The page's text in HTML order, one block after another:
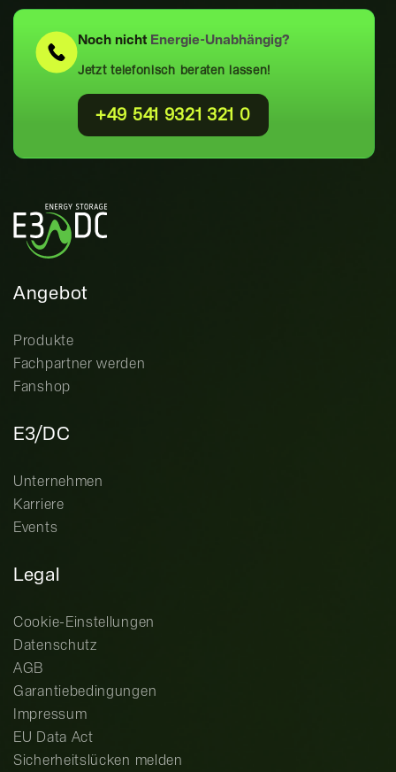
Noch nicht Energie-Unabhängig?
Jetzt telefonisch beraten lassen!
+49 541 9321 321 0
Angebot
Produkte
Fachpartner werden
Fanshop
E3/DC
Unternehmen
Karriere
Events
Legal
Cookie-Einstellungen
Datenschutz
AGB
Garantiebedingungen
Impressum
EU Data Act
Sicherheitslücken melden